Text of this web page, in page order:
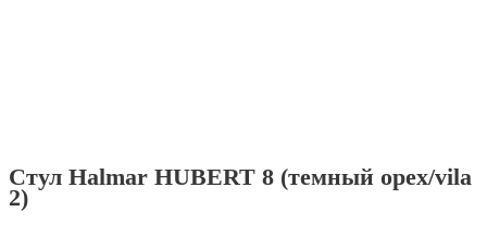
Стул Halmar HUBERT 8 (темный орех/vila
2)